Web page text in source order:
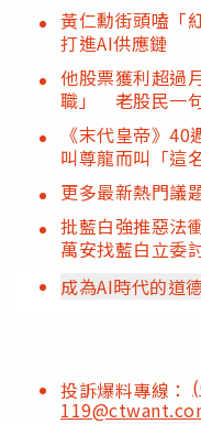
黃仁勳街頭嗑「
打進AI供應鏈
他股票獲利超過
職」 老股民一
《末代皇帝》
叫尊龍而叫「這名
更多最新熱門議
批藍白強推惡法
萬安找藍白立委
成為AI時代的道
投訴爆料專線：